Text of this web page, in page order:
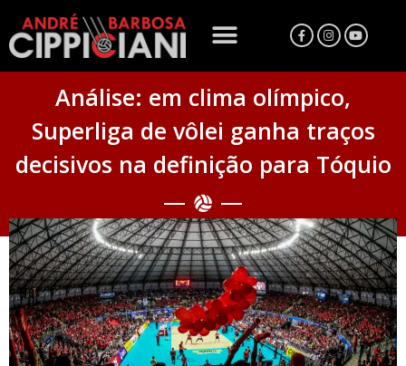
Análise: em clima olímpico,
Superliga de vôlei ganha traços
decisivos na definição para Tóquio